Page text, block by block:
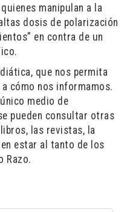
manipulan a la
dosis de polarización
en contra de un
que nos permita
cómo nos informamos.
medio de
pueden consultar otras
las revistas, la
estar al tanto de los
Razo.